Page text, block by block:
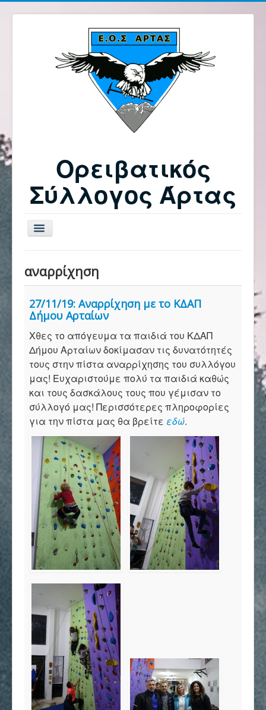
Ορειβατικός
Σύλλογος Άρτας
Εναλλαγή
πλοήγησης
Αρχική
Σύλλογος
Ορειβασία
Αναρρίχηση
Βουνό και φύση
Φωτο - Video
Επικοινωνία
αναρρίχηση
27/11/19: Αναρρίχηση με το ΚΔΑΠ
Δήμου Αρταίων
Χθες το απόγευμα τα παιδιά του ΚΔΑΠ
Δήμου Αρταίων δοκίμασαν τις δυνατότητές
τους στην πίστα αναρρίχησης του συλλόγου
μας! Ευχαριστούμε πολύ τα παιδιά καθώς
και τους δασκάλους τους που γέμισαν το
σύλλογό μας! Περισσότερες πληροφορίες
για την πίστα μας θα βρείτε εδώ.